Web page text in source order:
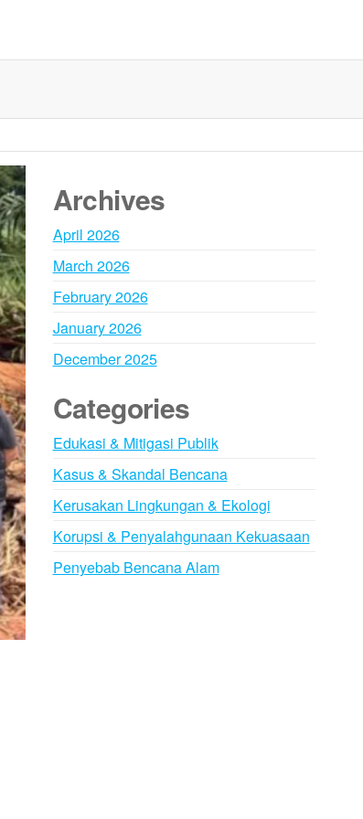
Archives
April 2026
March 2026
February 2026
January 2026
December 2025
Categories
Edukasi & Mitigasi Publik
Kasus & Skandal Bencana
Kerusakan Lingkungan & Ekologi
Korupsi & Penyalahgunaan Kekuasaan
Penyebab Bencana Alam